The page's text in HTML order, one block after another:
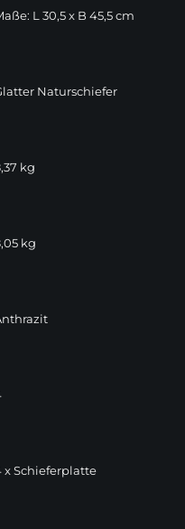
L 30,5 x B 45,5 cm
Naturschiefer
kg
kg
x Schieferplatte